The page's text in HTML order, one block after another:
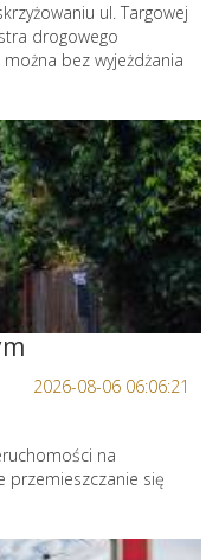
ul. Targowej
drogowego
bez wyjeżdżania
2026-08-06 06:06:21
na
przemieszczanie się